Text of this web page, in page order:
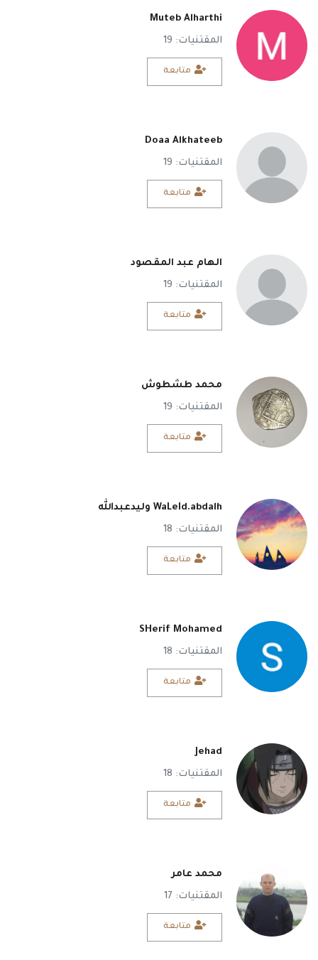
Muteb Alharthi
المقتنيات: 19
متابعة
Doaa Alkhateeb
المقتنيات: 19
متابعة
الهام عبد المقصود
المقتنيات: 19
متابعة
محمد طشطوش
المقتنيات: 19
متابعة
WaLeId.abdalh وليدعبدالله
المقتنيات: 18
متابعة
SHerif Mohamed
المقتنيات: 18
متابعة
Jehad
المقتنيات: 18
متابعة
محمد عامر
المقتنيات: 17
متابعة